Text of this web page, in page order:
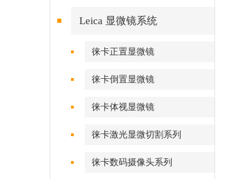
Leica 显微镜系统
徕卡正置显微镜
徕卡倒置显微镜
徕卡体视显微镜
徕卡激光显微切割系列
徕卡数码摄像头系列